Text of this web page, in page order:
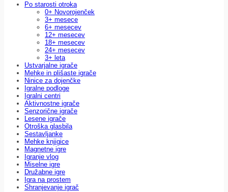
Po starosti otroka
0+ Novorojenček
3+ mesece
6+ mesecev
12+ mesecev
18+ mesecev
24+ mesecev
3+ leta
Ustvarjalne igrače
Mehke in plišaste igrače
Ninice za dojenčke
Igralne podloge
Igralni centri
Aktivnostne igrače
Senzorične igrače
Lesene igrače
Otroška glasbila
Sestavljanke
Mehke knjigice
Magnetne igre
Igranje vlog
Miselne igre
Družabne igre
Igra na prostem
Shranjevanje igrač